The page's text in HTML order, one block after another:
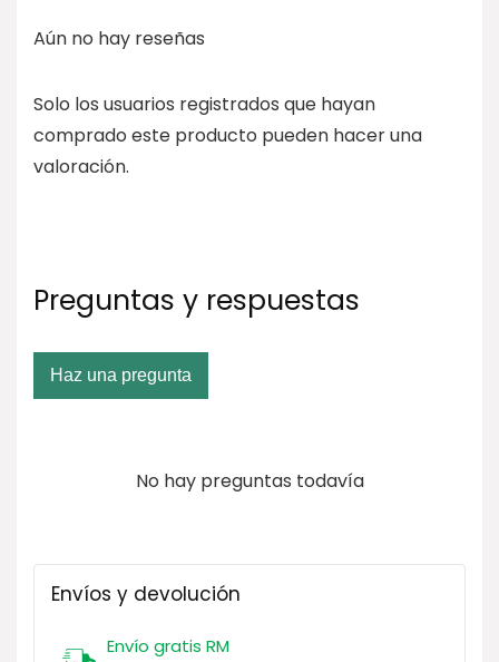
Aún no hay reseñas
Solo los usuarios registrados que hayan
comprado este producto pueden hacer una
valoración.
Preguntas y respuestas
Haz una pregunta
No hay preguntas todavía
Envíos y devolución
Envío gratis RM